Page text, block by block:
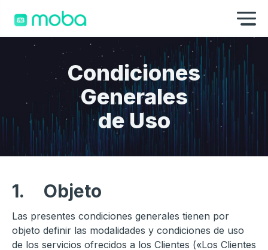
Condiciones
Generales
de Uso
1. Objeto
Las presentes condiciones generales tienen por
objeto definir las modalidades y condiciones de uso
de los servicios ofrecidos a los Clientes («Los Clientes